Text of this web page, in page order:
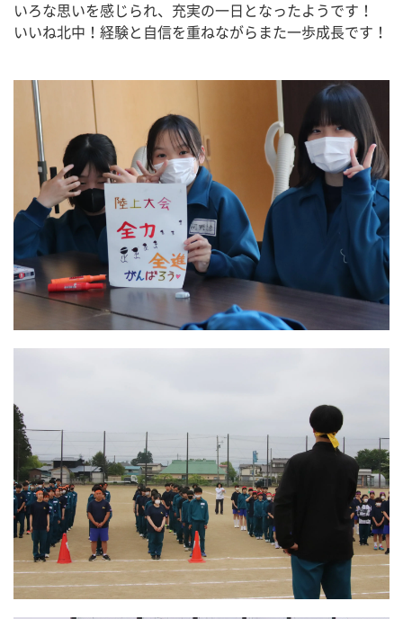
いろな思いを感じられ、充実の一日となったようです！
いいね北中！経験と自信を重ねながらまた一歩成長です！